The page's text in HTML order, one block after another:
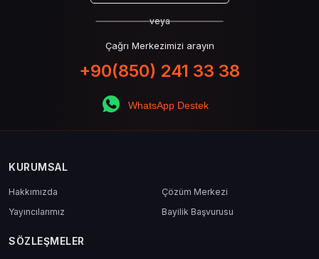
veya
Çağrı Merkezimizi arayın
+90(850) 241 33 38
WhatsApp Destek
KURUMSAL
Hakkımızda
Çözüm Merkezi
Yayıncılarımız
Bayilik Başvurusu
SÖZLEŞMELER